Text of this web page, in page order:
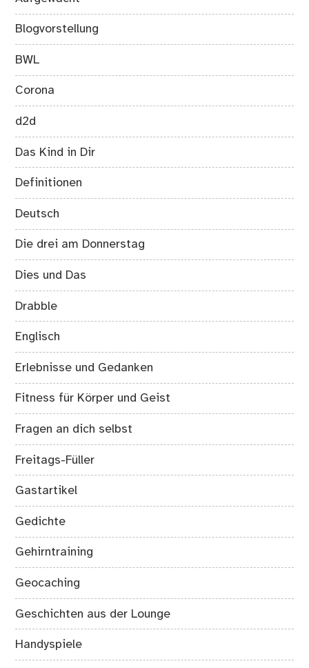
Blogvorstellung
BWL
Corona
d2d
Das Kind in Dir
Definitionen
Deutsch
Die drei am Donnerstag
Dies und Das
Drabble
Englisch
Erlebnisse und Gedanken
Fitness für Körper und Geist
Fragen an dich selbst
Freitags-Füller
Gastartikel
Gedichte
Gehirntraining
Geocaching
Geschichten aus der Lounge
Handyspiele